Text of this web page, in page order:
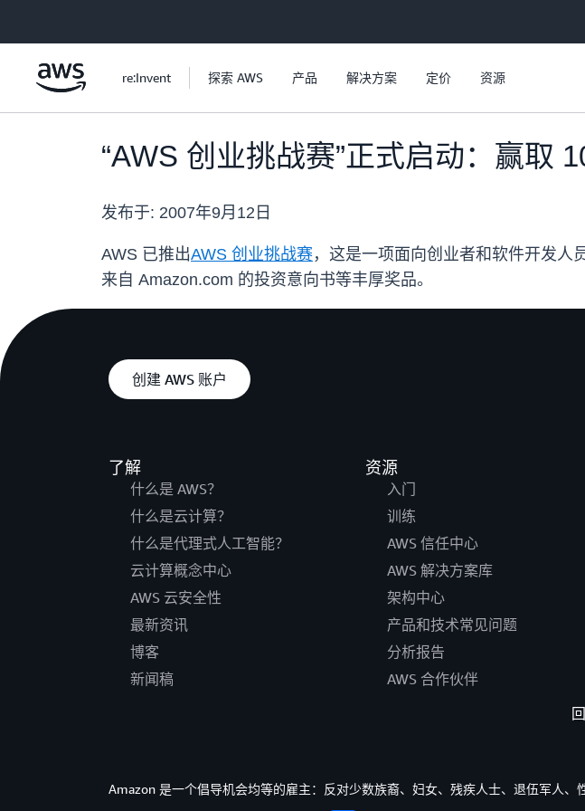
re:Invent 探索 AWS 产品 解决方案 定价 资源
“AWS 创业挑战赛”正式启动：赢取
发布于: 2007年9月12日
AWS 已推出AWS 创业挑战赛，这是一项面向创业者和软件开发人
来自 Amazon.com 的投资意向书等丰厚奖品。
创建 AWS 账户
了解
什么是 AWS？
什么是云计算？
什么是代理式人工智能？
云计算概念中心
AWS 云安全性
最新资讯
博客
新闻稿
资源
入门
训练
AWS 信任中心
AWS 解决方案库
架构中心
产品和技术常见问题
分析报告
AWS 合作伙伴
Amazon 是一个倡导机会均等的雇主：反对少数族裔、妇女、残疾人士、退伍军人、